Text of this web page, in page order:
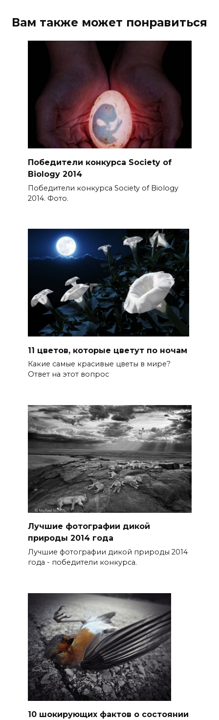
Вам также может понравиться
Победители конкурса Society of
Biology 2014
Победители конкурса Society of Biology
2014. Фото.
11 цветов, которые цветут по ночам
Какие самые красивые цветы в мире?
Ответ на этот вопрос
Лучшие фотографии дикой
природы 2014 года
Лучшие фотографии дикой природы 2014
года - победители конкурса.
10 шокирующих фактов о состоянии